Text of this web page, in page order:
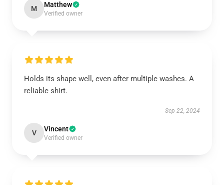
M Matthew
Verified owner
Holds its shape well, even after multiple washes. A
reliable shirt.
Sep 22, 2024
V Vincent
Verified owner